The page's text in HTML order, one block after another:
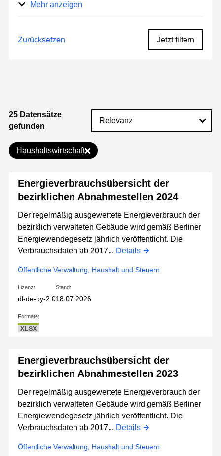
Mehr anzeigen
Zurücksetzen Jetzt filtern
25 Datensätze
gefunden
Haushaltswirtschaft
Energieverbrauchsübersicht der
bezirklichen Abnahmestellen 2024
Der regelmäßig ausgewertete Energieverbrauch der
bezirklich verwalteten Gebäude wird gemäß Berliner
Energiewendegesetz jährlich veröffentlicht. Die
Verbrauchsdaten ab 2017... Details
Öffentliche Verwaltung, Haushalt und Steuern
Lizenz:
dl-de-by-2.0
Stand:
18.07.2026
Formate:
XLSX
Energieverbrauchsübersicht der
bezirklichen Abnahmestellen 2023
Der regelmäßig ausgewertete Energieverbrauch der
bezirklich verwalteten Gebäude wird gemäß Berliner
Energiewendegesetz jährlich veröffentlicht. Die
Verbrauchsdaten ab 2017... Details
Öffentliche Verwaltung, Haushalt und Steuern